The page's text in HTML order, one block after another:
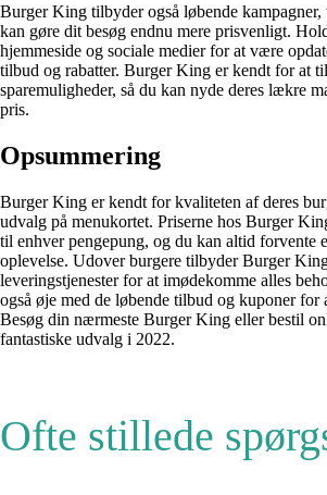
Burger King tilbyder også løbende
kan gøre dit besøg endnu mere prisvenligt.
hjemmeside og sociale medier for at være
tilbud og rabatter. Burger King er kendt for at
sparemuligheder, så du kan nyde deres lækre
pris.
Opsummering
Burger King er kendt for kvaliteten af deres
udvalg på menukortet. Priserne hos Burger
til enhver pengepung, og du kan altid forvente
oplevelse. Udover burgere tilbyder Burger
leveringstjenester for at imødekomme alles
også øje med de løbende tilbud og kuponer for
Besøg din nærmeste Burger King eller bestil
fantastiske udvalg i 2022.
Ofte stillede